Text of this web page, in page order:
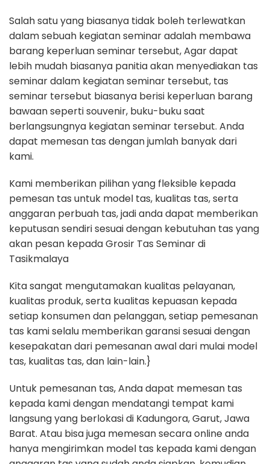
Salah satu yang biasanya tidak boleh terlewatkan
dalam sebuah kegiatan seminar adalah membawa
barang keperluan seminar tersebut, Agar dapat
lebih mudah biasanya panitia akan menyediakan tas
seminar dalam kegiatan seminar tersebut, tas
seminar tersebut biasanya berisi keperluan barang
bawaan seperti souvenir, buku-buku saat
berlangsungnya kegiatan seminar tersebut. Anda
dapat memesan tas dengan jumlah banyak dari
kami.
Kami memberikan pilihan yang fleksible kepada
pemesan tas untuk model tas, kualitas tas, serta
anggaran perbuah tas, jadi anda dapat memberikan
keputusan sendiri sesuai dengan kebutuhan tas yang
akan pesan kepada Grosir Tas Seminar di
Tasikmalaya
Kita sangat mengutamakan kualitas pelayanan,
kualitas produk, serta kualitas kepuasan kepada
setiap konsumen dan pelanggan, setiap pemesanan
tas kami selalu memberikan garansi sesuai dengan
kesepakatan dari pemesanan awal dari mulai model
tas, kualitas tas, dan lain-lain.}
Untuk pemesanan tas, Anda dapat memesan tas
kepada kami dengan mendatangi tempat kami
langsung yang berlokasi di Kadungora, Garut, Jawa
Barat. Atau bisa juga memesan secara online anda
hanya mengirimkan model tas kepada kami dengan